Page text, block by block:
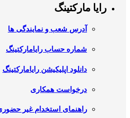
رایا مارکتینگ
آدرس شعب و نمایندگی ها
شماره حساب رایامارکتینگ
دانلود اپلیکیشن رایامارکتینگ
درخواست همکاری
راهنمای استخدام غیر